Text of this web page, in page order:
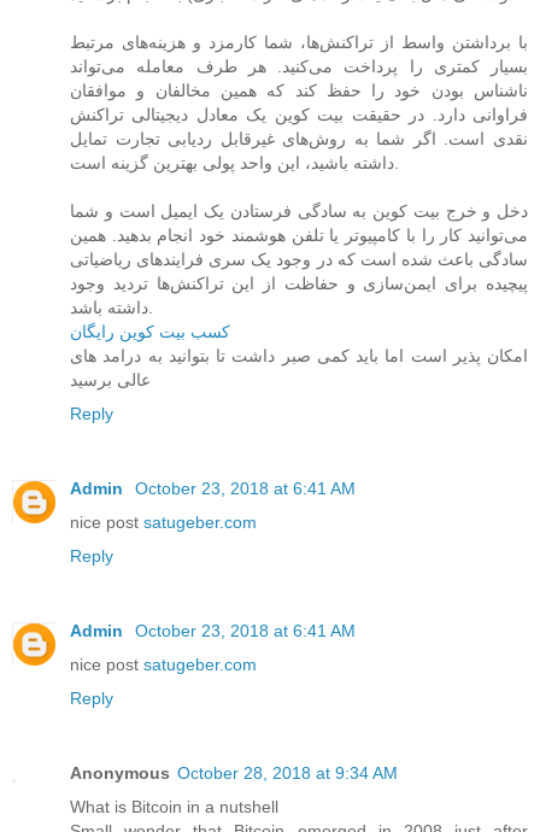
با برداشتن واسط از تراکنش‌ها، شما کارمزد و هزینه‌های مرتبط
بسیار کمتری را پرداخت می‌کنید. هر طرف معامله می‌تواند
ناشناس بودن خود را حفظ کند که همین مخالفان و موافقان
فراوانی دارد. در حقیقت بیت‌ کوین یک معادل دیجیتالی تراکنش
نقدی است. اگر شما به روش‌های غیرقابل ردیابی تجارت تمایل
دخل و خرج بیت‌ کوین به سادگی فرستادن یک ایمیل است و شما
می‌توانید کار را با کامپیوتر یا تلفن هوشمند خود انجام بدهید. همین
سادگی باعث شده است که در وجود یک سری فرایندهای ریاضیاتی
پیچیده برای ایمن‌سازی و حفاظت از این تراکنش‌ها تردید وجود
کسب بیت کوین رایگان
امکان پذیر است اما باید کمی صبر داشت تا بتوانید به درامد های
عالی برسید
Reply
Admin
October 23, 2018 at 6:41 AM
nice post satugeber.com
Reply
Admin
October 23, 2018 at 6:41 AM
nice post satugeber.com
Reply
Anonymous October 28, 2018 at 9:34 AM
What is Bitcoin in a nutshell